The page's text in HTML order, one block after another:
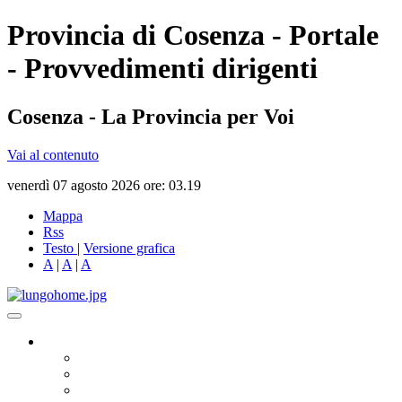
Provincia di Cosenza - Portale
- Provvedimenti dirigenti
Cosenza - La Provincia per Voi
Vai al contenuto
venerdì 07 agosto 2026 ore: 03.19
Mappa
Rss
Testo | Versione grafica
A | A | A